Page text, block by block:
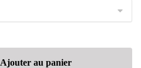
Ajouter au panier